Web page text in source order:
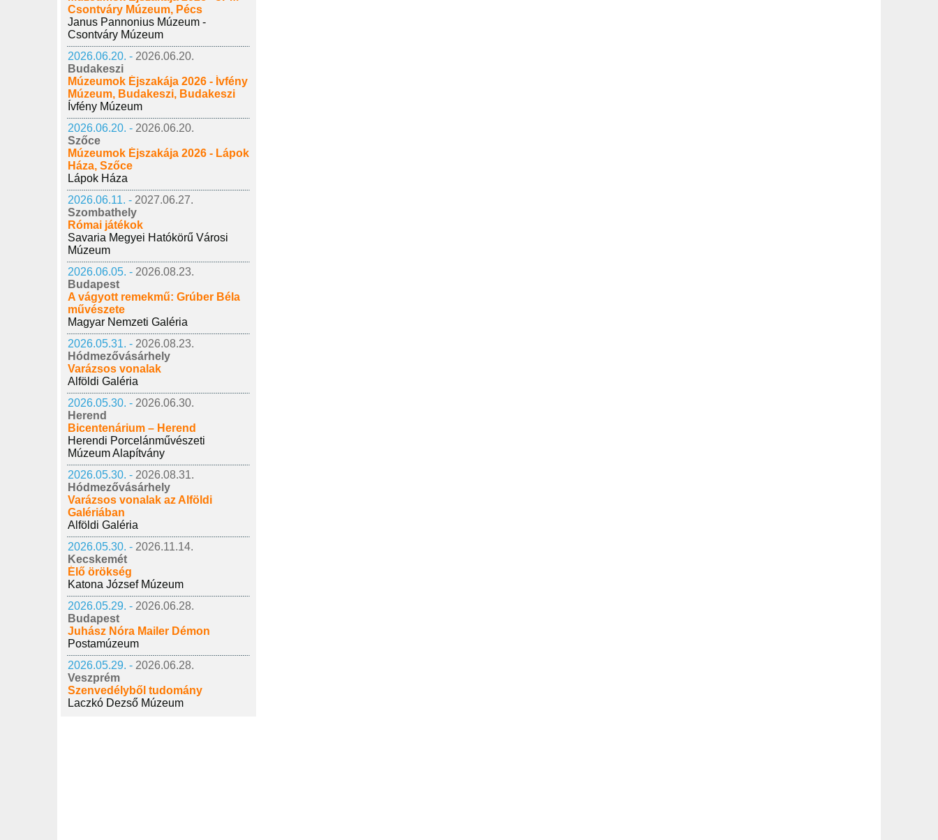
Csontváry Múzeum, Pécs
Janus Pannonius Múzeum -
Csontváry Múzeum
2026.06.20. - 2026.06.20.
Budakeszi
Múzeumok Éjszakája 2026 - Ívfény
Múzeum, Budakeszi, Budakeszi
Ívfény Múzeum
2026.06.20. - 2026.06.20.
Szőce
Múzeumok Éjszakája 2026 - Lápok
Háza, Szőce
Lápok Háza
2026.06.11. - 2027.06.27.
Szombathely
Római játékok
Savaria Megyei Hatókörű Városi
Múzeum
2026.06.05. - 2026.08.23.
Budapest
A vágyott remekmű: Grúber Béla
művészete
Magyar Nemzeti Galéria
2026.05.31. - 2026.08.23.
Hódmezővásárhely
Varázsos vonalak
Alföldi Galéria
2026.05.30. - 2026.06.30.
Herend
Bicentenárium – Herend
Herendi Porcelánművészeti
Múzeum Alapítvány
2026.05.30. - 2026.08.31.
Hódmezővásárhely
Varázsos vonalak az Alföldi
Galériában
Alföldi Galéria
2026.05.30. - 2026.11.14.
Kecskemét
Élő örökség
Katona József Múzeum
2026.05.29. - 2026.06.28.
Budapest
Juhász Nóra Mailer Démon
Postamúzeum
2026.05.29. - 2026.06.28.
Veszprém
Szenvedélyből tudomány
Laczkó Dezső Múzeum